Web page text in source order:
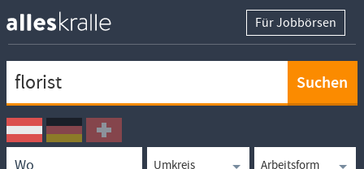
Für Jobbörsen
Ortssuche
Umkreissuche
Arbeitsform